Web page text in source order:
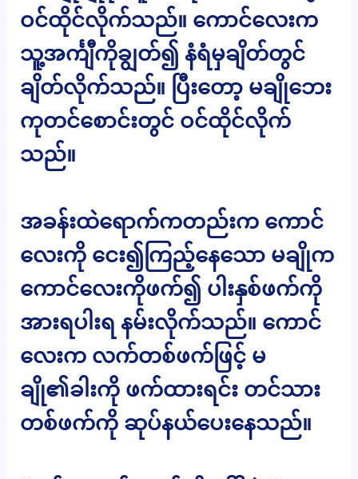
ဝင်ထိုင်လိုက်သည်။ ကောင်လေးက
သူ့အင်္ကျီကိုချွတ်၍ နံရံမှချိတ်တွင်
ချိတ်လိုက်သည်။ ပြီးတော့ မချိုဘေး
ကုတင်စောင်းတွင် ဝင်ထိုင်လိုက်
သည်။
အခန်းထဲရောက်ကတည်းက ကောင်
လေးကို ငေး၍ကြည့်နေသော မချိုက
ကောင်လေးကိုဖက်၍ ပါးနှစ်ဖက်ကို
အားရပါးရ နမ်းလိုက်သည်။ ကောင်
လေးက လက်တစ်ဖက်ဖြင့် မ
ချို၏ခါးကို ဖက်ထားရင်း တင်သား
တစ်ဖက်ကို ဆုပ်နယ်ပေးနေသည်။